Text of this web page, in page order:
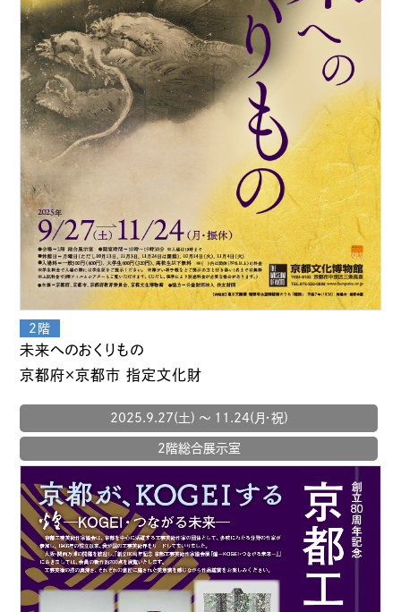
未来へのおくりもの
京都府×京都市 指定文化財
2025.9.27(土) 〜 11.24(月・祝)
2階総合展示室